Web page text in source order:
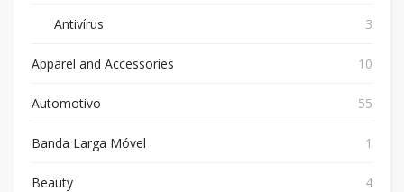
Antivírus 3
Apparel and Accessories 10
Automotivo 55
Banda Larga Móvel 1
Beauty 4